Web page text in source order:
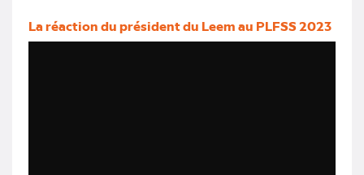
La réaction du président du Leem au PLFSS 2023